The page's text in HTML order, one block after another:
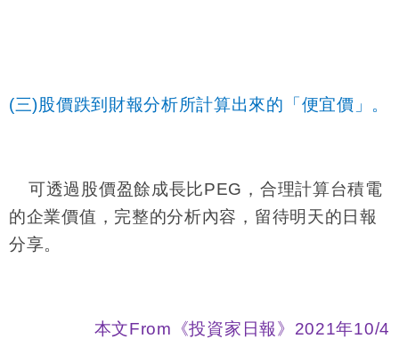
(三)股價跌到財報分析所計算出來的「便宜價」。
可透過股價盈餘成長比PEG ，合理計算台積電
的企業價值，完整的分析內容，留待明天的日報
分享。
本文From 《投資家日報》 2021年10/4